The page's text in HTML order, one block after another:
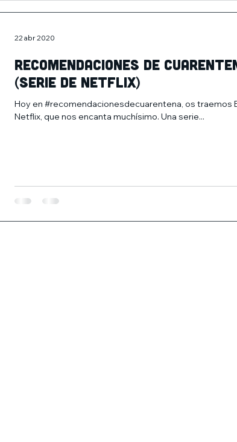
Recomendaciones de
(serie de Netflix)
Hoy en #recomendacionesdecuarentena, os traemos
Netflix, que nos encanta muchísimo. Una serie...
22 abr 2020